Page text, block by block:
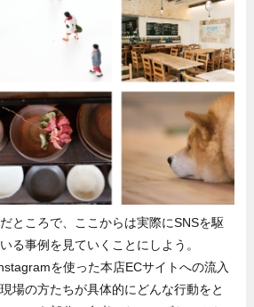
ところで、ここからは実際にSNSを駆
る事例を見ていくことにしよう。
を使った本店ECサイトへの流入
場の方たちが具体的にどんな行動をと